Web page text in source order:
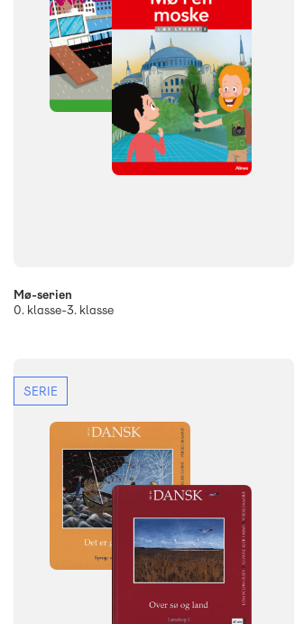
Mø-serien
0. klasse-3. klasse
SERIE